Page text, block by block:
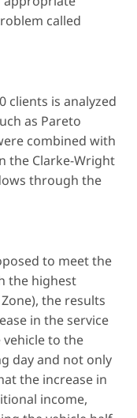
called
clients is analyzed
as Pareto
combined with
the Clarke-Wright
through the
to meet the
the highest
the results
in the service
vehicle to the
day and not only
the increase in
income,